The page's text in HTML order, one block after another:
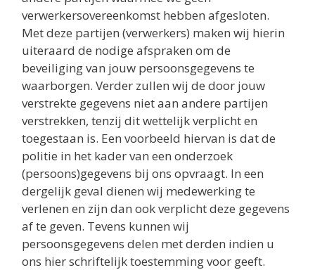
verwerkersovereenkomst hebben afgesloten.
Met deze partijen (verwerkers) maken wij hierin
uiteraard de nodige afspraken om de
beveiliging van jouw persoonsgegevens te
waarborgen. Verder zullen wij de door jouw
verstrekte gegevens niet aan andere partijen
verstrekken, tenzij dit wettelijk verplicht en
toegestaan is. Een voorbeeld hiervan is dat de
politie in het kader van een onderzoek
(persoons)gegevens bij ons opvraagt. In een
dergelijk geval dienen wij medewerking te
verlenen en zijn dan ook verplicht deze gegevens
af te geven. Tevens kunnen wij
persoonsgegevens delen met derden indien u
ons hier schriftelijk toestemming voor geeft.